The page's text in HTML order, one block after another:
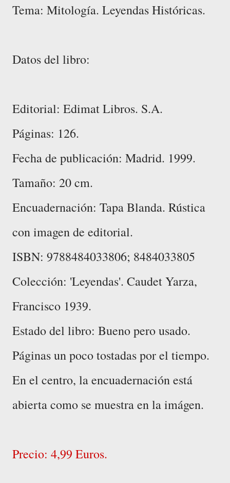
Tema: Mitología. Leyendas Históricas.
Datos del libro:
Editorial: Edimat Libros. S.A.
Páginas: 126.
Fecha de publicación: Madrid. 1999.
Tamaño: 20 cm.
Encuadernación: Tapa Blanda. Rústica
con imagen de editorial.
ISBN: 9788484033806; 8484033805
Colección: 'Leyendas'. Caudet Yarza,
Francisco 1939.
Estado del libro: Bueno pero usado.
Páginas un poco tostadas por el tiempo.
En el centro, la encuadernación está
abierta como se muestra en la imágen.
Precio: 4,99 Euros.